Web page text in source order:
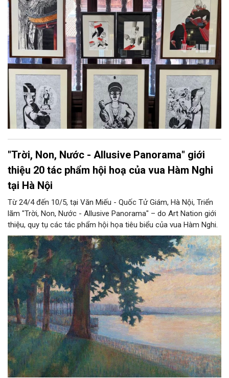
"Trời, Non, Nước - Allusive Panorama" giới
thiệu 20 tác phẩm hội hoạ của vua Hàm Nghi
tại Hà Nội
Từ 24/4 đến 10/5, tại Văn Miếu - Quốc Tử Giám, Hà Nội, Triển
lãm "Trời, Non, Nước - Allusive Panorama" – do Art Nation giới
thiệu, quy tụ các tác phẩm hội họa tiêu biểu của vua Hàm Nghi.